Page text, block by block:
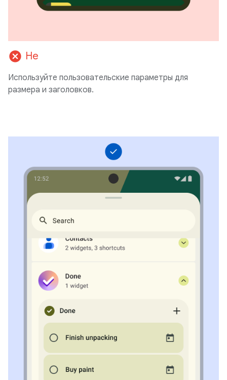
cancel Не
Используйте пользовательские параметры для
размера и заголовков.